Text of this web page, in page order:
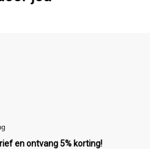
en ontvang 5% korting!